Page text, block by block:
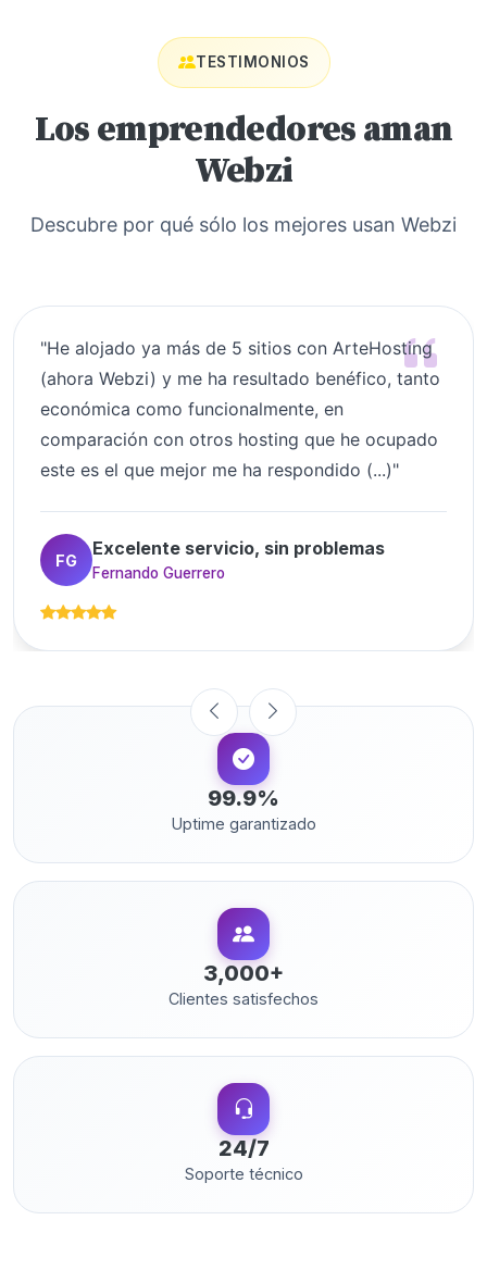
TESTIMONIOS
Los emprendedores aman
Webzi
Descubre por qué sólo los mejores usan Webzi
"He alojado ya más de 5 sitios con ArteHosting
(ahora Webzi) y me ha resultado benéfico, tanto
económica como funcionalmente, en
comparación con otros hosting que he ocupado
este es el que mejor me ha respondido (...)"
FG
Excelente servicio, sin problemas
Fernando Guerrero
99.9%
Uptime garantizado
3,000+
Clientes satisfechos
24/7
Soporte técnico